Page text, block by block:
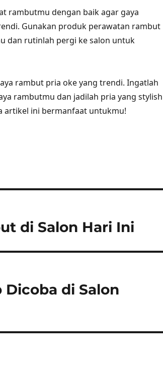
rambutmu dengan baik agar gaya
Gunakan produk perawatan rambut
dan rutinlah pergi ke salon untuk
rambut pria oke yang trendi. Ingatlah
rambutmu dan jadilah pria yang stylish
artikel ini bermanfaat untukmu!
di Salon Hari Ini
di Salon